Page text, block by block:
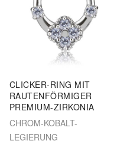
CLICKER-RING MIT
RAUTENFÖRMIGER
PREMIUM-ZIRKONIA
CHROM-KOBALT-
LEGIERUNG